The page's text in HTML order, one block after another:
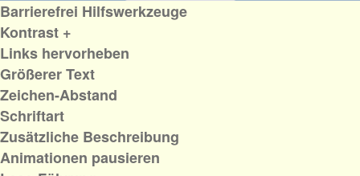
Barrierefrei Hilfswerkzeuge
Kontrast +
Links hervorheben
Größerer Text
Zeichen-Abstand
Schriftart
Zusätzliche Beschreibung
Animationen pausieren